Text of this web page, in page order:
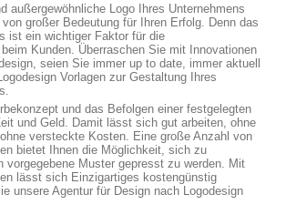
außergewöhnliche Logo Ihres Unternehmens
großer Bedeutung für Ihren Erfolg. Denn das
ist ein wichtiger Faktor für die
Kunden. Überraschen Sie mit Innovationen
seien Sie immer up to date, immer aktuell
Vorlagen zur Gestaltung Ihres
und das Befolgen einer festgelegten
und Geld. Damit lässt sich gut arbeiten, ohne
versteckte Kosten. Eine große Anzahl von
bietet Ihnen die Möglichkeit, sich zu
vorgegebene Muster gepresst zu werden. Mit
lässt sich Einzigartiges kostengünstig
unsere Agentur für Design nach Logodesign